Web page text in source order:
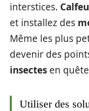
interstices.
et installez des
Même les plus
devenir des
insectes en
Utiliser des